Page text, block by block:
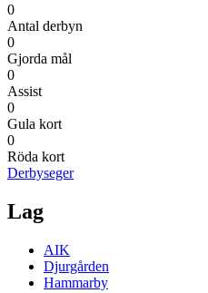
0
Antal derbyn
0
Gjorda mål
0
Assist
0
Gula kort
0
Röda kort
Derbyseger
Lag
AIK
Djurgården
Hammarby